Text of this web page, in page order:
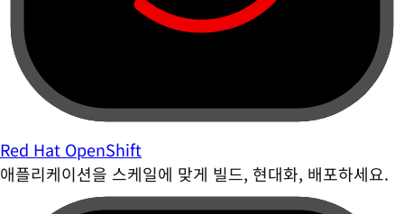
Red Hat OpenShift
애플리케이션을 스케일에 맞게 빌드, 현대화, 배포하세요.